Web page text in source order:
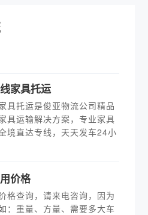
家具托运
具托运是俊亚物流公司精品
具运输解决方案，专业家具
境直达专线，天天发车24小
价格
格查询，请来电咨询，因为
：重量、方量、需要多大车